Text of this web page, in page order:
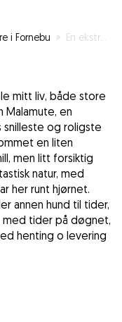
i Fornebu » En ekstra matmor/hjelp
mitt liv, både store
Malamute, en
snilleste og roligste
en liten
men litt forsiktig
natur, med
her runt hjørnet.
annen hund til tider,
med tider på døgnet,
henting o levering